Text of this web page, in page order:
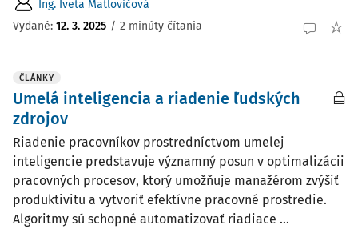
Ing. Iveta Matlovičová
Vydané: 12. 3. 2025 / 2 minúty čítania
ČLÁNKY
Umelá inteligencia a riadenie ľudských
zdrojov
Riadenie pracovníkov prostredníctvom umelej
inteligencie predstavuje významný posun v optimalizácii
pracovných procesov, ktorý umožňuje manažérom zvýšiť
produktivitu a vytvoriť efektívne pracovné prostredie.
Algoritmy sú schopné automatizovať riadiace ...